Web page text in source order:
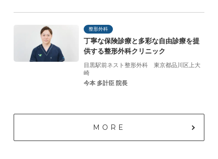
整形外科
丁寧な保険診療と多彩な自由診療を提
供する整形外科クリニック
目黒駅前ネスト整形外科 東京都品川区上大
崎
今本 多計臣 院長
MORE